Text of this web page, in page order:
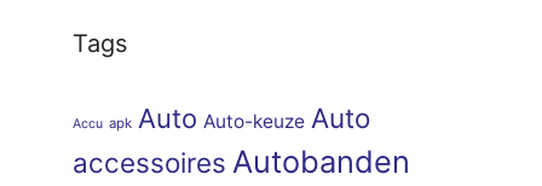
Tags
Accu apk Auto Auto-keuze Auto
accessoires Autobanden